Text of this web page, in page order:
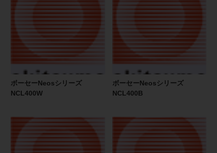
ボーセーNeosシリーズ
NCL400W
ボーセーNeosシリーズ
NCL400B